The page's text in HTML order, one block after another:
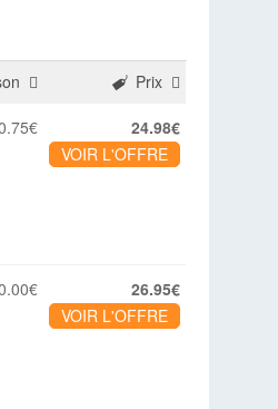
Prix
24.98€
VOIR L'OFFRE
26.95€
VOIR L'OFFRE